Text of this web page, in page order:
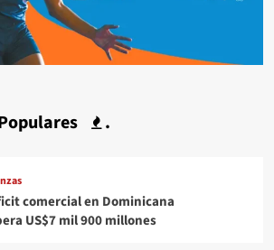
.
comercial en Dominicana
US$7 mil 900 millones